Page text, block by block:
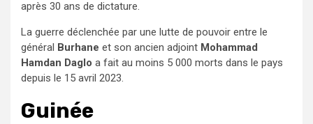
après 30 ans de dictature.
La guerre déclenchée par une lutte de pouvoir entre le
général Burhane et son ancien adjoint Mohammad
Hamdan Daglo a fait au moins 5 000 morts dans le pays
depuis le 15 avril 2023.
Guinée